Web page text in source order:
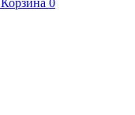
Корзина 0